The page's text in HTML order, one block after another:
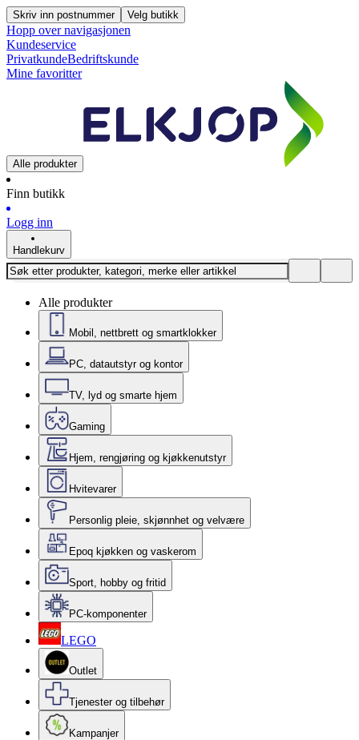
Skriv inn postnummer Velg butikk
Hopp over navigasjonen
Kundeservice
PrivatkundeBedriftskunde
Mine favoritter
Alle produkter
Finn butikk
Logg inn
Handlekurv
Alle produkter
Mobil, nettbrett og smartklokker
PC, datautstyr og kontor
TV, lyd og smarte hjem
Gaming
Hjem, rengjøring og kjøkkenutstyr
Hvitevarer
Personlig pleie, skjønnhet og velvære
Epoq kjøkken og vaskerom
Sport, hobby og fritid
PC-komponenter
LEGO
Outlet
Tjenester og tilbehør
Kampanjer